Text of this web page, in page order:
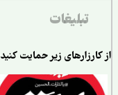
تبلیغات
زیر حمایت کنید: